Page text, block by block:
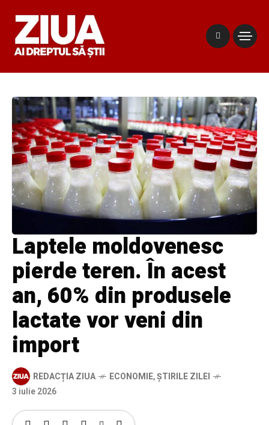
Laptele moldovenesc
pierde teren. În acest
an, 60% din produsele
lactate vor veni din
import
REDACȚIA ZIUA ECONOMIE,ȘTIRILE ZILEI
3 iulie 2026